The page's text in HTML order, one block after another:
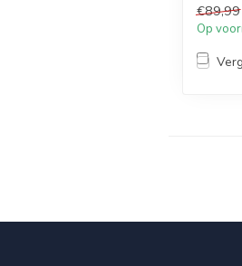
met
(Model
€89,99
Op